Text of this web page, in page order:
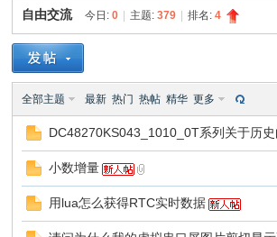
»
自由交流 今日:0 主题:379 排名:4
全部主题 最新 热门 热帖 精华 更多
DC48270KS043_1010_0T系列关于历
小数增量
用lua怎么获得RTC实时数据